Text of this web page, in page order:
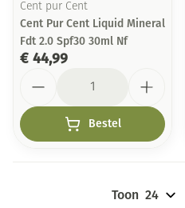
Cent pur Cent
Cent Pur Cent Liquid Mineral
Fdt 2.0 Spf30 30ml Nf
€ 44,99
Bestel
Toon